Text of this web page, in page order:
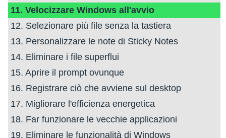
11. Velocizzare Windows all'avvio
12. Selezionare più file senza la tastiera
13. Personalizzare le note di Sticky Notes
14. Eliminare i file superflui
15. Aprire il prompt ovunque
16. Registrare ciò che avviene sul desktop
17. Migliorare l'efficienza energetica
18. Far funzionare le vecchie applicazioni
19. Eliminare le funzionalità di Windows